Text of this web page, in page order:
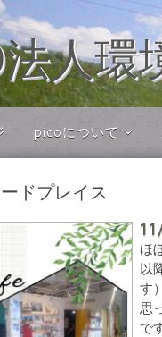
人環
picoについて
picoについて
Cafe&Gallery NAZ
picoパートナー
会員制度・ご寄付に
いて
ドプレイス
ほ
以
す
思
で